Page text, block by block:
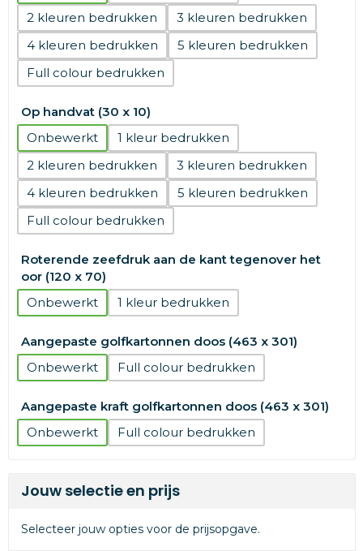
2
3
4
5
Full colour
Op handvat (30 x 10)
Onbewerkt
1
2
3
4
5
Full colour
Roterende zeefdruk aan de kant tegenover het
oor (120 x 70)
Onbewerkt
1
Aangepaste golfkartonnen doos (463 x 301)
Onbewerkt
Full colour
Aangepaste kraft golfkartonnen doos (463 x 301)
Onbewerkt
Full colour
Jouw selectie en prijs
Selecteer jouw opties voor de prijsopgave.